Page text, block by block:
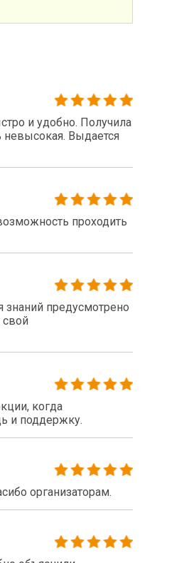
и удобно. Получила
Выдается
проходить
предусмотрено
когда
и поддержку.
организаторам.